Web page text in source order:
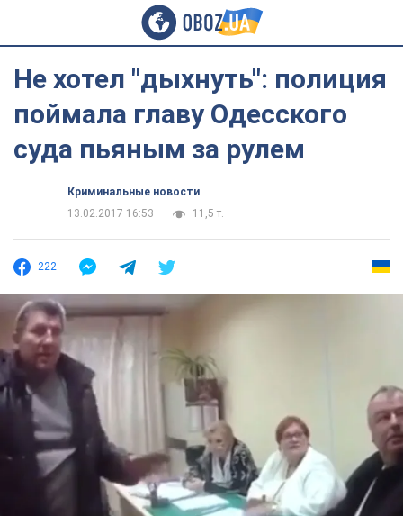
Не хотел "дыхнуть": полиция
поймала главу Одесского
суда пьяным за рулем
Криминальные новости
13.02.2017 16:53
11,5 т.
222